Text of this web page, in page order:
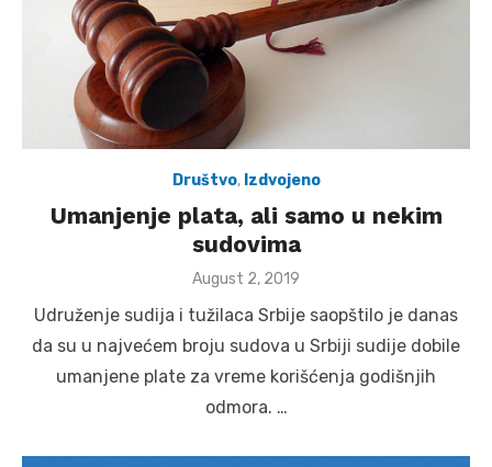
Društvo, Izdvojeno
Umanjenje plata, ali samo u nekim
sudovima
Posted
August 2, 2019
Udruženje sudija i tužilaca Srbije saopštilo je danas
da su u najvećem broju sudova u Srbiji sudije dobile
umanjene plate za vreme korišćenja godišnjih
odmora. …